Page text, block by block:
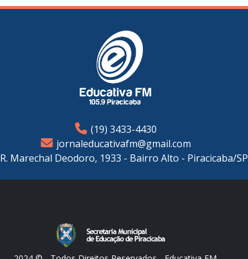
(19) 3433-4430
jornaleducativafm@gmail.com
R. Marechal Deodoro, 1933 - Bairro Alto - Piracicaba/SP